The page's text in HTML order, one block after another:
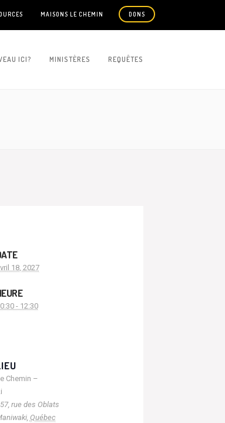
MAISONS LE CHEMIN DONS
ICI? MINISTÈRES REQUÊTES
18, 2027
- 12:30
Chemin –
rue des Oblats
, Québec